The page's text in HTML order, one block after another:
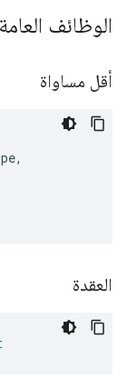
الوظائف العامة
أقل مساواة
,
العقدة